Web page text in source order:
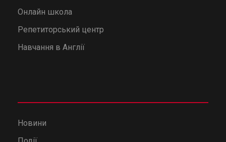
Онлайн школа
Репетиторський центр
Навчання в Англії
Новини